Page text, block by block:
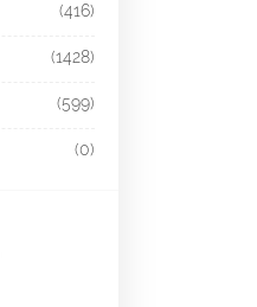
(416)
(1428)
(599)
(0)